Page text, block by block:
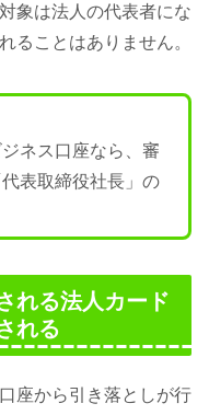
象は法人の代表者にな
ることはありません。
ネス口座なら、審
表取締役社長」の
れる法人カード
れる
座から引き落としが行